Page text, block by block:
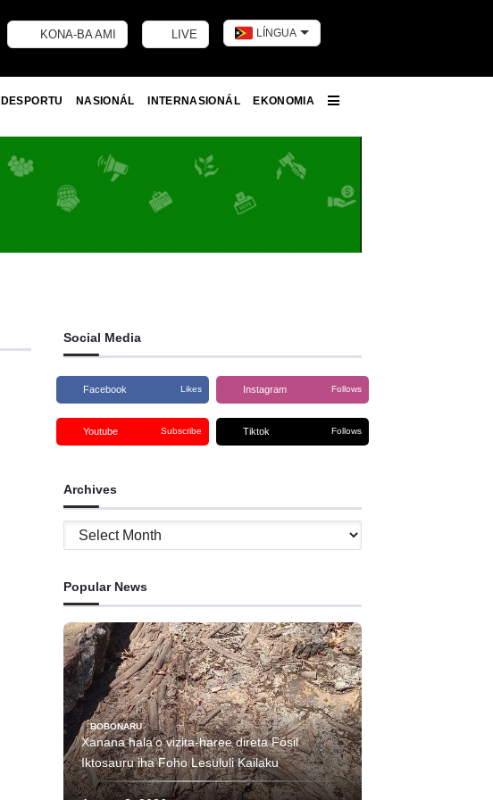
KONA-BA AMI LIVE LÍNGUA
DESPORTU NASIONÁL INTERNASIONÁL
EKONOMIA
Social Media
Facebook Likes Instagram Follows
Youtube Subscribe Tiktok Follows
Archives
Archives
Popular News
BOBONARU
Xanana hala’o vizita-haree direta Fósil
Iktosauru iha Foho Lesululi Kailaku